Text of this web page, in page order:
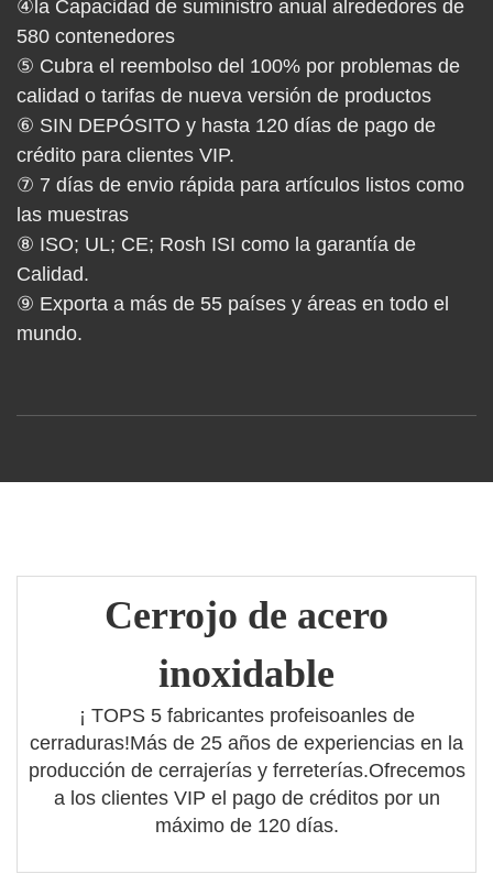
④la Capacidad de suministro anual alrededores de
580 contenedores
⑤ Cubra el reembolso del 100% por problemas de
calidad o tarifas de nueva versión de productos
⑥ SIN DEPÓSITO y hasta 120 días de pago de
crédito para clientes VIP.
⑦ 7 días de envio rápida para artículos listos como
las muestras
⑧ ISO; UL; CE; Rosh ISI como la garantía de
Calidad.
⑨ Exporta a más de 55 países y áreas en todo el
mundo.
Cerrojo de acero
inoxidable
¡ TOPS 5 fabricantes profeisoanles de
cerraduras!Más de 25 años de experiencias en la
producción de cerrajerías y ferreterías.Ofrecemos
a los clientes VIP el pago de créditos por un
máximo de 120 días.